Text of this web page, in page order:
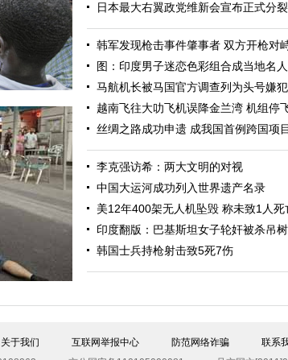
秀关怀
日本最大右翼政党维新会宣布正式分裂
韩军发现枪击事件肇事者 双方开枪对
图：印度男子迷恋色彩组合成当地名人
马航机长被马国官方调查列为头号嫌犯
越南飞往大叻飞机误降金兰湾 机组停
丝绸之路成功申遗 成我国首例跨国项目
李克强访希：两大文明的对视
中国大运河成功列入世界遗产名录
美12年400架无人机坠毁 称未致1人死
印度翻版：巴基斯坦女子轮奸被杀吊
韩国士兵持枪射击致5死7伤
关于我们 互联网举报中心 防范网络诈骗 联系